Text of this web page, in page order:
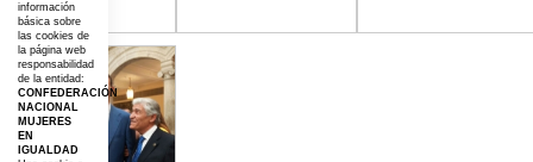
información
básica sobre
las cookies de
la página web
responsabilidad
de la entidad:
CONFEDERACIÓN
NACIONAL
MUJERES
EN
IGUALDAD